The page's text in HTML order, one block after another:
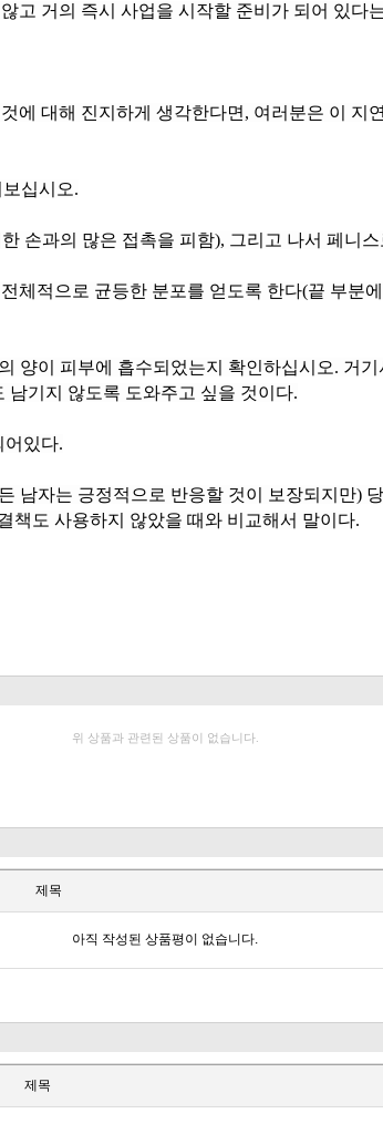
고 거의 즉시 사업을 시작할 준비가 되어 있다
십시오.
손과의 많은 접촉을 피함), 그리고 나서 페니
남기지 않도록 도와주고 싶을 것이다.
어있다.
책도 사용하지 않았을 때와 비교해서 말이다.
위 상품과 관련된 상품이 없습니다.
제목
아직 작성된 상품평이 없습니다.
제목